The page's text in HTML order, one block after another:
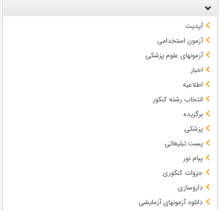
آپدیت
آزمون استخدامی
آزمونهای علوم پزشکی
اخبار
اطلاعیه
انتخاب رشته کنکور
برگزیده
پزشکی
پست تبلیغاتی
پیام نور
جزوات کنکوری
داروسازی
دانلود آزمونهای آزمایشی